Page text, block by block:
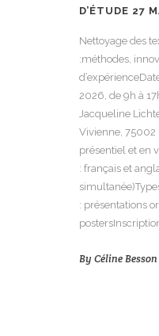
D’ÉTUDE 27
Nettoyage des
:méthodes,
2026, de 9h à
Jacqueline
Vivienne, 75002
présentiel et en
: français et
: présentations
By Céline Besson